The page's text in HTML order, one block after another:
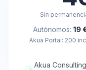
Sin
Autónomos: 19
Akua Portal: 200
Akua